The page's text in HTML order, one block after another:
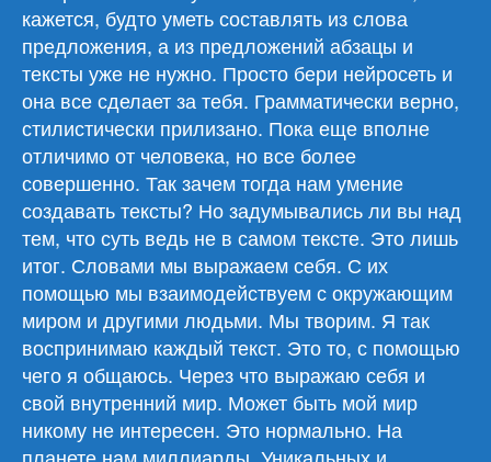
кажется, будто уметь составлять из слова
предложения, а из предложений абзацы и
тексты уже не нужно. Просто бери нейросеть и
она все сделает за тебя. Грамматически верно,
стилистически прилизано. Пока еще вполне
отличимо от человека, но все более
совершенно. Так зачем тогда нам умение
создавать тексты? Но задумывались ли вы над
тем, что суть ведь не в самом тексте. Это лишь
итог. Словами мы выражаем себя. С их
помощью мы взаимодействуем с окружающим
миром и другими людьми. Мы творим. Я так
воспринимаю каждый текст. Это то, с помощью
чего я общаюсь. Через что выражаю себя и
свой внутренний мир. Может быть мой мир
никому не интересен. Это нормально. На
планете нам миллиарды. Уникальных и